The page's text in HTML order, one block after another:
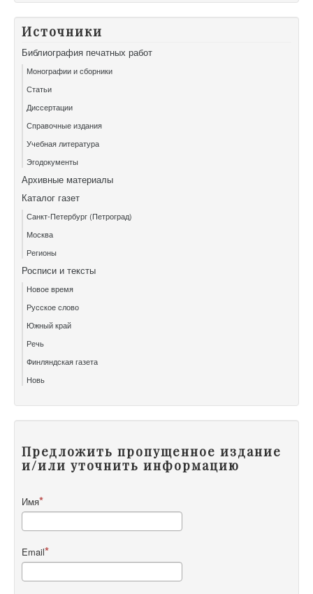
Источники
Библиография печатных работ
Монографии и сборники
Статьи
Диссертации
Справочные издания
Учебная литература
Эгодокументы
Архивные материалы
Каталог газет
Санкт-Петербург (Петроград)
Москва
Регионы
Росписи и тексты
Новое время
Русское слово
Южный край
Речь
Финляндская газета
Новь
Предложить пропущенное издание
и/или уточнить информацию
Имя
Email